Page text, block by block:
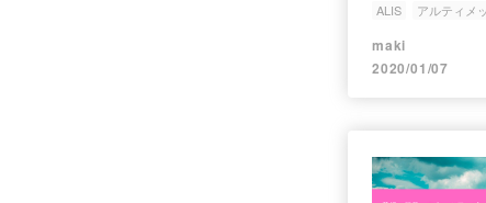
ALIS アルティメ
ママコイナー
maki
2020/01/07